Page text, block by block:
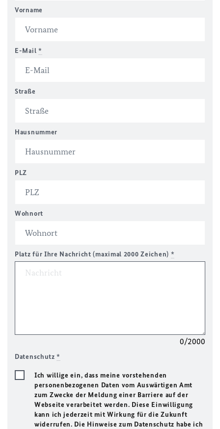
Vorname
E-Mail *
Straße
Hausnummer
PLZ
Wohnort
Platz für Ihre Nachricht (maximal 2000 Zeichen) *
0/2000
Datenschutz*
Ich willige ein, dass meine vorstehenden
personenbezogenen Daten vom Auswärtigen Amt
zum Zwecke der Meldung einer Barriere auf der
Webseite verarbeitet werden. Diese Einwilligung
kann ich jederzeit mit Wirkung für die Zukunft
widerrufen. Die Hinweise zum Datenschutz habe ich